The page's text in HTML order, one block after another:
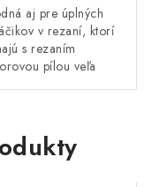
aj pre úplných
v rezaní, ktorí
s rezaním
pílou veľa